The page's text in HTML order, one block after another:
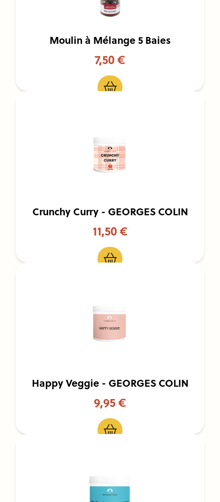
Moulin à Mélange 5 Baies
7,50 €
Crunchy Curry - GEORGES COLIN
11,50 €
Happy Veggie - GEORGES COLIN
9,95 €